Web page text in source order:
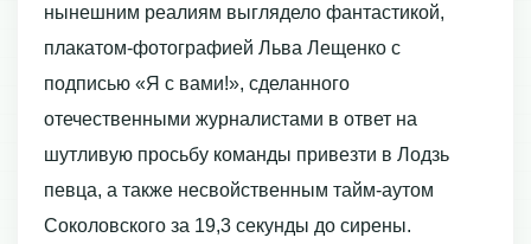
нынешним реалиям выглядело фантастикой,
плакатом-фотографией Льва Лещенко с
подписью «Я с вами!», сделанного
отечественными журналистами в ответ на
шутливую просьбу команды привезти в Лодзь
певца, а также несвойственным тайм-аутом
Соколовского за 19,3 секунды до сирены.